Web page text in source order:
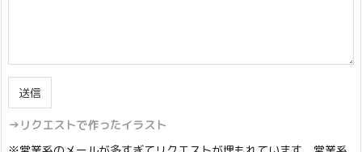
→リクエストで作ったイラスト